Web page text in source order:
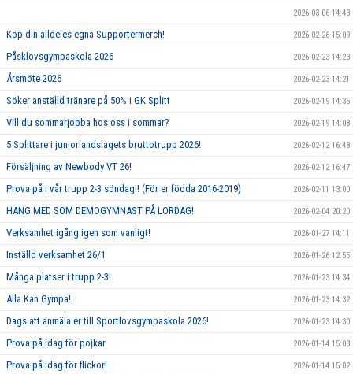
2026-03-06 14:43
Köp din alldeles egna Supportermerch! 2026-02-26 15:09
Påsklovsgympaskola 2026 2026-02-23 14:23
Årsmöte 2026 2026-02-23 14:21
Söker anställd tränare på 50% i GK Splitt 2026-02-19 14:35
Vill du sommarjobba hos oss i sommar? 2026-02-19 14:08
5 Splittare i juniorlandslagets bruttotrupp 2026! 2026-02-12 16:48
Försäljning av Newbody VT 26! 2026-02-12 16:47
Prova på i vår trupp 2-3 söndag!! (För er födda 2016-2019) 2026-02-11 13:00
HÄNG MED SOM DEMOGYMNAST PÅ LÖRDAG! 2026-02-04 20:20
Verksamhet igång igen som vanligt! 2026-01-27 14:11
Inställd verksamhet 26/1 2026-01-26 12:55
Många platser i trupp 2-3! 2026-01-23 14:34
Alla Kan Gympa! 2026-01-23 14:32
Dags att anmäla er till Sportlovsgympaskola 2026! 2026-01-23 14:30
Prova på idag för pojkar 2026-01-14 15:03
Prova på idag för flickor! 2026-01-14 15:02